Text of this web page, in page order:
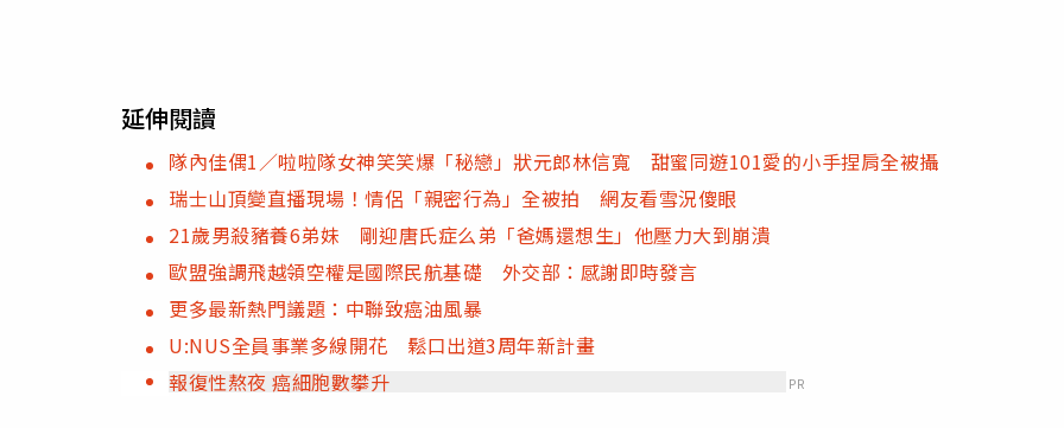
延伸閱讀
隊內佳偶1／啦啦隊女神笑笑爆「秘戀」狀元郎林信寬 甜蜜同遊101愛的小手捏肩全被攝
瑞士山頂變直播現場！情侶「親密行為」全被拍 網友看雪況傻眼
21歲男殺豬養6弟妹 剛迎唐氏症么弟「爸媽還想生」他壓力大到崩潰
歐盟強調飛越領空權是國際民航基礎 外交部：感謝即時發言
更多最新熱門議題：中聯致癌油風暴
U:NUS全員事業多線開花 鬆口出道3周年新計畫
報復性熬夜 癌細胞數攀升
PR